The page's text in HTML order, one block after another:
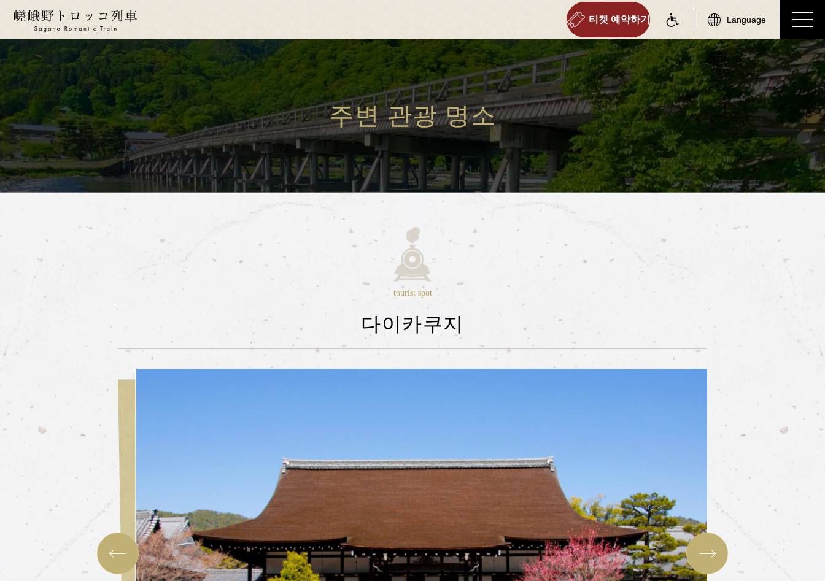
티켓 예약하기 Language
ride a Sagano Romantic Train
토롯코 승차
운행 스케줄 안내
시간표 안내
운임 및 승차권 안내
좌석 안내
about Sagano Romantic Train
사가노 토롯코에 대하여
사가노 토롯코 열차란
계절별 즐기는 법
투어 소개
자주 묻는 질문(FAQ)
공지
station information
각역 정보
각역 정보 리스트
토롯코 사가역
토롯코 아라시야마역
토롯코 호즈쿄역
tourist attractions
주변 관광 명소
주변 관광 명소 리스트
사가 에리어
아라시야마 에리어
주변 관광 명소
tourist spot
다이카쿠지